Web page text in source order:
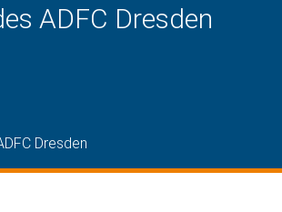
ADFC Dresden
Dresden